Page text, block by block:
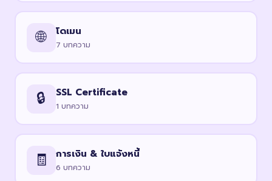
🌐 โดเมน
7 บทความ
🔒 SSL Certificate
1 บทความ
🧾 การเงิน & ใบแจ้งหนี้
6 บทความ